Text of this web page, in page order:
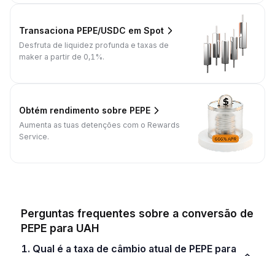
Transaciona PEPE/USDC em Spot
Desfruta de liquidez profunda e taxas de
maker a partir de 0,1%.
Obtém rendimento sobre PEPE
Aumenta as tuas detenções com o Rewards
Service.
Perguntas frequentes sobre a conversão de
PEPE para UAH
1. Qual é a taxa de câmbio atual de PEPE para